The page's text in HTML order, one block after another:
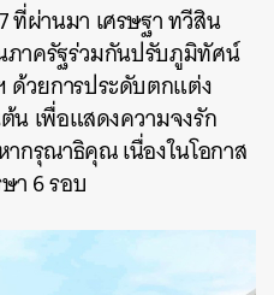
ที่ผ่านมา เศรษฐา ทวีสิน
าครัฐร่วมกันปรับภูมิทัศน์
วยการประดับตกแต่ง
น เพื่อแสดงความจงรัก
กรุณาธิคุณ เนื่องในโอกาส
า 6 รอบ